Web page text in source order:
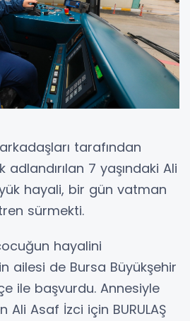
tarafından
adlandırılan 7 yaşındaki Ali
hayali, bir gün vatman
sürmekti.
hayalini
ailesi de Bursa Büyükşehir
ile başvurdu. Annesiyle
Asaf İzci için BURULAŞ